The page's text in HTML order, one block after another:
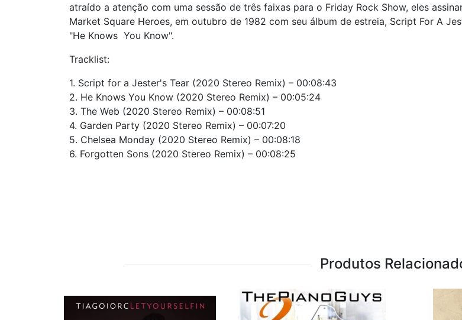
atraído a atenção com uma sessão de três faixas para o Friday Rock Show, eles
Market Square Heroes, em outubro de 1982 com seu álbum de estreia, Script For A
"He Knows You Know".
Tracklist:
1. Script for a Jester's Tear (2020 Stereo Remix) – 00:08:43
2. He Knows You Know (2020 Stereo Remix) – 00:05:24
3. The Web (2020 Stereo Remix) – 00:08:51
4. Garden Party (2020 Stereo Remix) – 00:07:20
5. Chelsea Monday (2020 Stereo Remix) – 00:08:18
6. Forgotten Sons (2020 Stereo Remix) – 00:08:25
Produtos